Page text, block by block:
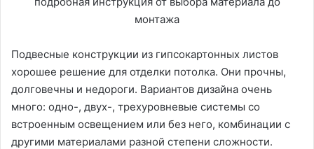
Подвесные конструкции из гипсокартонных листов
хорошее решение для отделки потолка. Они прочны,
долговечны и недороги. Вариантов дизайна очень
много: одно-, двух-, трехуровневые системы со
встроенным освещением или без него, комбинации с
другими материалами разной степени сложности.